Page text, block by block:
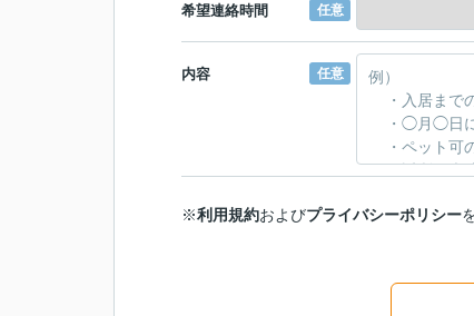
希望連絡時間 任意
内容 任意
※利用規約およびプライバシーポリシー